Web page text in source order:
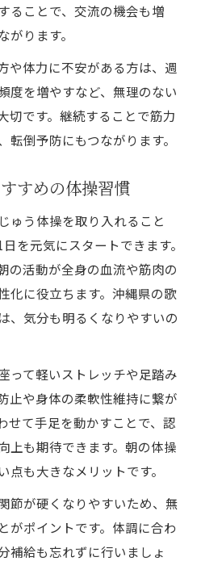
ることで、交流の機会も増
ります。
や体力に不安がある方は、週
度を増やすなど、無理のない
切です。継続することで筋力
倒予防にもつながります。
すめの体操習慣
ゅう体操を取り入れること
を元気にスタートできます。
の活動が全身の血流や筋肉の
化に役立ちます。沖縄県の歌
、気分も明るくなりやすいの
って軽いストレッチや足踏み
止や身体の柔軟性維持に繋が
せて手足を動かすことで、認
上も期待できます。朝の体操
も大きなメリットです。
節が硬くなりやすいため、無
がポイントです。体調に合わ
補給も忘れずに行いましょ